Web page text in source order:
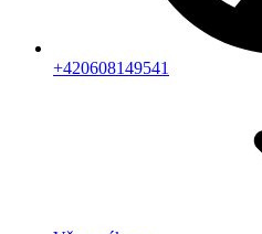
+420608149541